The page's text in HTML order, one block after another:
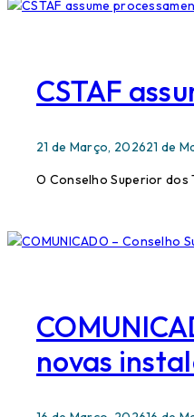
CSTAF
21 de Março, 202621 de
O Conselho Superior dos
novas